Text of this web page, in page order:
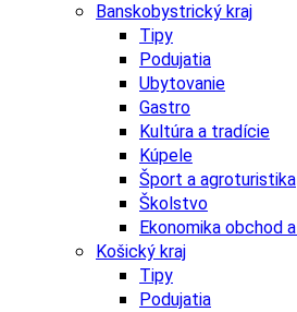
Banskobystrický kraj
Tipy
Podujatia
Ubytovanie
Gastro
Kultúra a tradície
Kúpele
Šport a agroturistika
Školstvo
Ekonomika obchod
Košický kraj
Tipy
Podujatia